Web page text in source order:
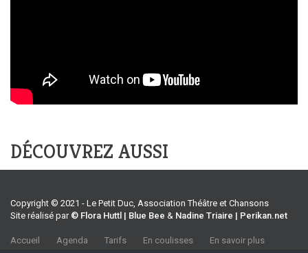
DÉCOUVREZ AUSSI
Copyright © 2021 - Le Petit Duc, Association Théâtre et Chansons
Site réalisé par © Flora Huttl | Blue Bee & Nadine Triaire | Perikan.net
Accueil Agenda Tarifs En coulisses
En savoir plus